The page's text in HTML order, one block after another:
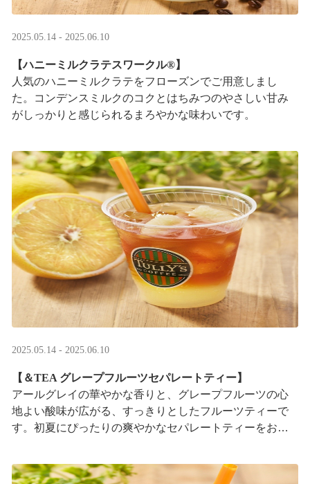
2025.05.14 - 2025.06.10
【ハニーミルクラテスワークル®】
人気のハニーミルクラテをフローズンでご用意しまし
た。コンデンスミルクのコクとはちみつのやさしい甘み
がしっかりと感じられるまろやかな味わいです。
2025.05.14 - 2025.06.10
【＆TEA グレープフルーツセパレートティー】
アールグレイの華やかな香りと、グレープフルーツの心
地よい酸味が広がる、すっきりとしたフルーツティーで
す。初夏にぴったりの爽やかなセパレートティーをお楽